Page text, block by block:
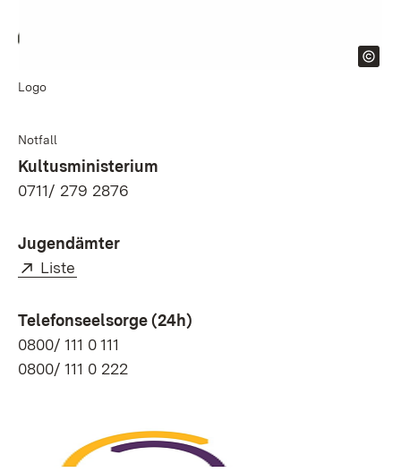
Logo
Notfall
Kultusministerium
0711/ 279 2876
Jugendämter
Extern:
Liste
Telefonseelsorge (24h)
0800/ 111 0 111
0800/ 111 0 222